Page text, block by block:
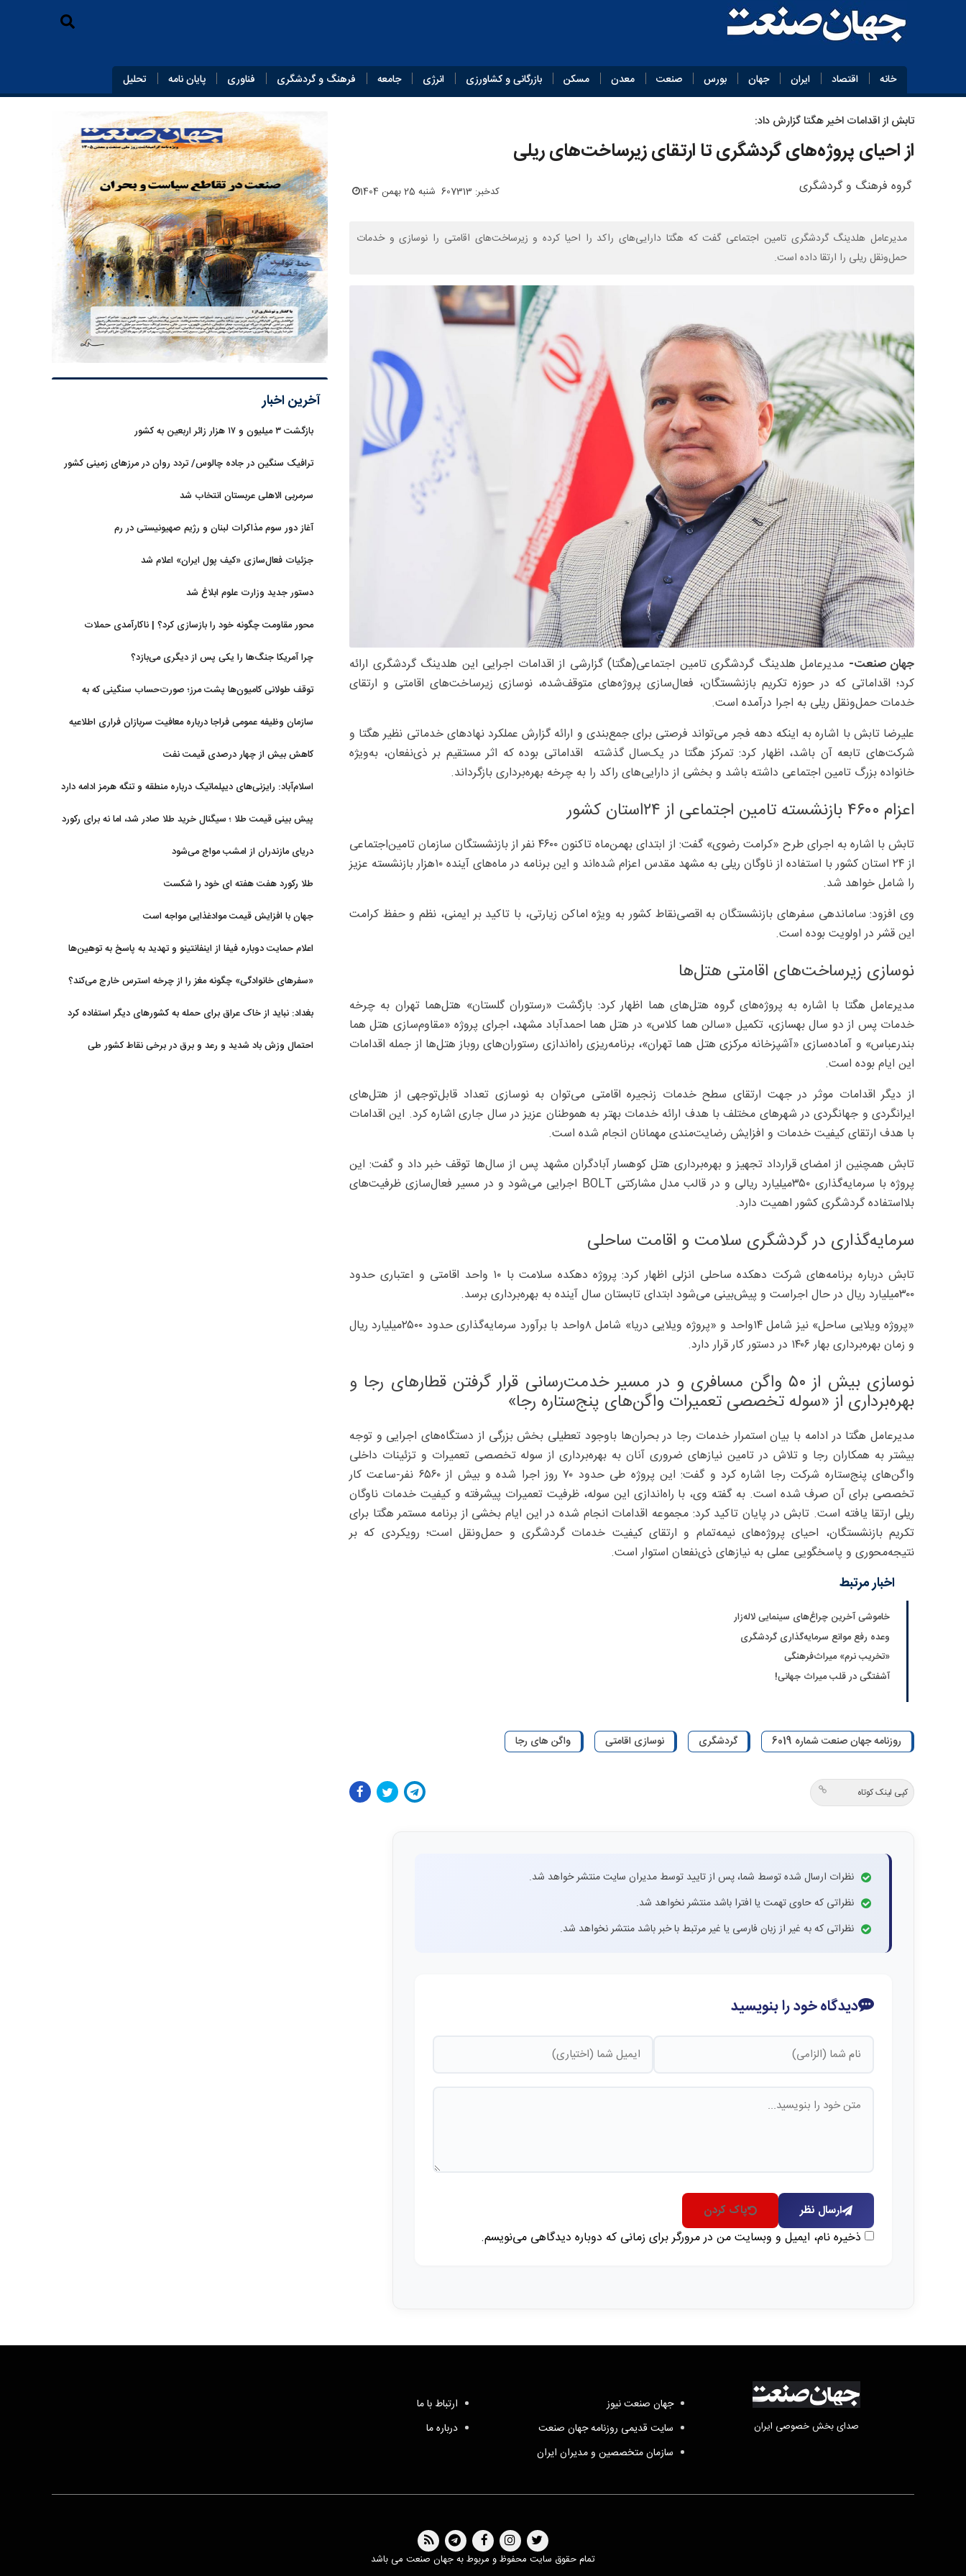
خانه اقتصاد ایران جهان بورس صنعت معدن مسکن بازرگانی و کشاورزی انرژی جامعه فرهنگ و گردشگری فناوری پایان‌ نامه تحلیل
تابش از اقدامات اخیر هگتا گزارش داد:
از احیای پروژه‌های گردشگری تا ارتقای زیرساخت‌های ریلی
گروه فرهنگ و گردشگری کدخبر: 607313 شنبه 25 بهمن 1404
مدیرعامل هلدینگ گردشگری تامین اجتماعی گفت که هگتا دارایی‌های راکد را احیا کرده و زیرساخت‌های اقامتی را نوسازی و خدمات
حمل‌ونقل ریلی را ارتقا داده است.
جهان‌ صنعت- مدیرعامل هلدینگ گردشگری تامین اجتماعی(هگتا) گزارشی از اقدامات اجرایی این هلدینگ گردشگری ارائه
کرد؛ اقداماتی که در حوزه تکریم بازنشستگان، فعال‌سازی پروژه‌های متوقف‌شده، نوسازی زیرساخت‌های اقامتی و ارتقای
خدمات حمل‌ونقل ریلی به اجرا درآمده است.
علیرضا تابش با اشاره به اینکه دهه فجر می‌تواند فرصتی برای جمع‌بندی و ارائه گزارش عملکرد نهادهای خدماتی نظیر هگتا و
شرکت‌های تابعه آن باشد، اظهار کرد: تمرکز هگتا در یک‌سال گذشته اقداماتی بوده که اثر مستقیم بر ذی‌نفعان، به‌ویژه
خانواده بزرگ تامین اجتماعی داشته باشد و بخشی از دارایی‌های راکد را به چرخه بهره‌برداری بازگرداند.
اعزام ۴۶۰۰ بازنشسته تامین اجتماعی از ۲۴استان کشور
تابش با اشاره به اجرای طرح «کرامت رضوی» گفت: از ابتدای بهمن‌ماه تاکنون ۴۶۰۰ نفر از بازنشستگان سازمان تامین‌اجتماعی
از ۲۴ استان کشور با استفاده از ناوگان ریلی به مشهد مقدس اعزام شده‌اند و این برنامه در ماه‌های آینده ۱۰‌هزار‌ بازنشسته عزیز
را شامل خواهد شد.
وی افزود: ساماندهی سفرهای بازنشستگان به اقصی‌نقاط کشور به ویژه اماکن زیارتی، با تاکید بر ایمنی، نظم و حفظ کرامت
این قشر در اولویت بوده است.
نوسازی زیرساخت‌های اقامتی هتل‌ها
مدیرعامل هگتا با اشاره به پروژه‌های گروه هتل‌های هما اظهار کرد: بازگشت «رستوران گلستان» هتل‌هما تهران به چرخه
خدمات پس از دو سال بهسازی، تکمیل «سالن هما کلاس» در هتل هما احمدآباد مشهد، اجرای پروژه «مقاوم‌سازی هتل هما
بندرعباس» و آماده‌سازی «آشپزخانه مرکزی هتل هما تهران»، برنامه‌ریزی راه‌اندازی رستوران‌‌های روباز هتل‌ها از جمله اقدامات
این ایام بوده است.
از دیگر اقدامات موثر در جهت ارتقای سطح خدمات زنجیره اقامتی می‌توان به نوسازی تعداد قابل‌توجهی از هتل‌های
ایرانگردی و جهانگردی در شهرهای مختلف با هدف ارائه خدمات بهتر به هموطنان عزیز در سال جاری اشاره کرد. این اقدامات
با هدف ارتقای کیفیت خدمات و افزایش رضایت‌مندی مهمانان انجام شده است.
تابش همچنین از امضای قرارداد تجهیز و بهره‌برداری هتل کوهسار آبادگران مشهد پس از سال‌ها توقف خبر داد و گفت: این
پروژه با سرمایه‌گذاری ۳۵۰‌میلیارد ریالی و در قالب مدل مشارکتی BOLT اجرایی می‌شود و در مسیر فعال‌سازی ظرفیت‌های
بلااستفاده گردشگری کشور اهمیت دارد.
سرمایه‌گذاری در گردشگری سلامت و اقامت ساحلی
تابش درباره برنامه‌های شرکت دهکده ساحلی انزلی اظهار کرد: پروژه دهکده سلامت با ۱۰ واحد اقامتی و اعتباری حدود
۳۰۰‌میلیارد ریال در حال اجراست و پیش‌بینی می‌شود ابتدای تابستان سال آینده به بهره‌برداری برسد.
«پروژه ویلایی ساحل» نیز شامل ۱۴واحد و «پروژه ویلایی دریا» شامل ۸واحد با برآورد سرمایه‌گذاری حدود ۲۵۰۰‌میلیارد ریال
و زمان بهره‌برداری بهار ۱۴۰۶ در دستور کار قرار دارد.
نوسازی بیش از ۵۰ واگن مسافری و در مسیر خدمت‌رسانی قرار گرفتن قطارهای رجا و
بهره‌برداری از «سوله تخصصی تعمیرات واگن‌های پنج‌ستاره رجا»
مدیرعامل هگتا در ادامه با بیان استمرار خدمات رجا در بحران‌ها باوجود تعطیلی بخش بزرگی از دستگاه‌های اجرایی و توجه
بیشتر به همکاران رجا و تلاش در تامین نیازهای ضروری آنان به بهره‌برداری از سوله تخصصی تعمیرات و تزئینات داخلی
واگن‌های پنج‌ستاره شرکت رجا اشاره کرد و گفت: این پروژه طی حدود ۷۰ روز اجرا شده و بیش از ۶۵۶۰ نفر-ساعت کار
تخصصی برای آن صرف شده است. به گفته وی، با راه‌اندازی این سوله، ظرفیت تعمیرات پیشرفته و کیفیت خدمات ناوگان
ریلی ارتقا یافته است. تابش در پایان تاکید کرد: مجموعه اقدامات انجام ‌شده در این ایام بخشی از برنامه مستمر هگتا برای
تکریم بازنشستگان، احیای پروژه‌های نیمه‌تمام و ارتقای کیفیت خدمات گردشگری و حمل‌ونقل است؛ رویکردی که بر
نتیجه‌محوری و پاسخگویی عملی به نیازهای ذی‌نفعان استوار است.
اخبار مرتبط
خاموشی آخرین چراغ‌های سینمایی لاله‌زار
وعده رفع موانع سرمایه‌گذاری گردشگری
«تخریب نرم» میراث‌فرهنگی
آشفتگی در قلب میراث جهانی!
روزنامه جهان صنعت شماره 6019 گردشگری نوسازی اقامتی واگن های رجا
کپی لینک کوتاه
نظرات ارسال شده توسط شما، پس از تایید توسط مدیران سایت منتشر خواهد شد.
نظراتی که حاوی تهمت یا افترا باشد منتشر نخواهد شد.
نظراتی که به غیر از زبان فارسی یا غیر مرتبط با خبر باشد منتشر نخواهد شد.
دیدگاه خود را بنویسید
ارسال نظر پاک کردن
ذخیره نام، ایمیل و وبسایت من در مرورگر برای زمانی که دوباره دیدگاهی می‌نویسم.
آخرین اخبار
بازگشت ۳ میلیون و ۱۷ هزار زائر اربعین به کشور
ترافیک سنگین در جاده چالوس/ تردد روان در مرزهای زمینی کشور
سرمربی الاهلی عربستان انتخاب شد
آغاز دور سوم مذاکرات لبنان و رژیم صهیونیستی در رم
جزئیات فعال‌سازی «کیف پول ایران» اعلام شد
دستور جدید وزارت علوم ابلاغ شد
محور مقاومت چگونه خود را بازسازی کرد؟ | ناکارآمدی حملات
چرا آمریکا جنگ‌ها را یکی پس از دیگری می‌بازد؟
توقف طولانی کامیون‌ها پشت مرز؛ صورت‌حساب سنگینی که به
سازمان وظیفه عمومی فراجا درباره معافیت سربازان فراری اطلاعیه
کاهش بیش از چهار درصدی قیمت نفت
اسلام‌آباد: رایزنی‌های دیپلماتیک درباره منطقه و تنگه هرمز ادامه دارد
پیش بینی قیمت طلا ؛ سیگنال خرید طلا صادر شد، اما نه برای رکورد
دریای مازندران از امشب مواج می‌شود
طلا رکورد هفت هفته ای خود را شکست
جهان با افزایش قیمت موادغذایی مواجه است
اعلام حمایت دوباره فیفا از اینفانتینو و تهدید به پاسخ به توهین‌ها
«سفرهای خانوادگی» چگونه مغز را از چرخه استرس خارج می‌کند؟
بغداد: نباید از خاک عراق برای حمله به کشورهای دیگر استفاده کرد
احتمال وزش باد شدید و رعد و برق در برخی نقاط کشور طی
صدای بخش خصوصی ایران
جهان صنعت نیوز
سایت قدیمی روزنامه جهان صنعت
سازمان متخصصین و مدیران ایران
ارتباط با ما
درباره ما
تمام حقوق سایت محفوظ و مربوط به جهان صنعت می باشد